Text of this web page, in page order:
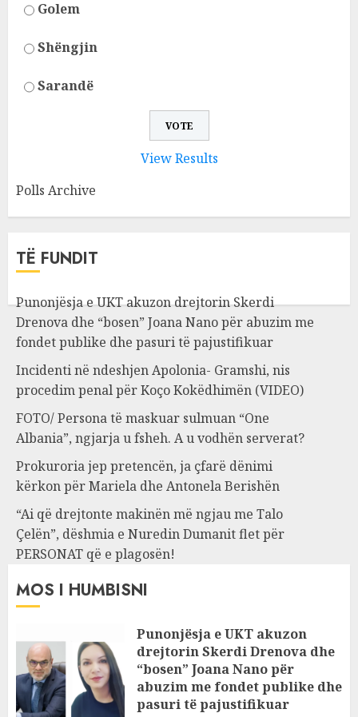
Golem
Shëngjin
Sarandë
View Results
Polls Archive
TË FUNDIT
Punonjësja e UKT akuzon drejtorin Skerdi
Drenova dhe “bosen” Joana Nano për abuzim me
fondet publike dhe pasuri të pajustifikuar
Incidenti në ndeshjen Apolonia- Gramshi, nis
procedim penal për Koço Kokëdhimën (VIDEO)
FOTO/ Persona të maskuar sulmuan “One
Albania”, ngjarja u fsheh. A u vodhën serverat?
Prokuroria jep pretencën, ja çfarë dënimi
kërkon për Mariela dhe Antonela Berishën
“Ai që drejtonte makinën më ngjau me Talo
Çelën”, dëshmia e Nuredin Dumanit flet për
PERSONAT që e plagosën!
MOS I HUMBISNI
Punonjësja e UKT akuzon
drejtorin Skerdi Drenova dhe
“bosen” Joana Nano për
abuzim me fondet publike dhe
pasuri të pajustifikuar